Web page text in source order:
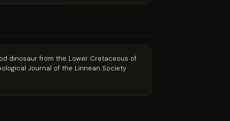
dinosaur from the Lower Cretaceous of
Journal of the Linnean Society